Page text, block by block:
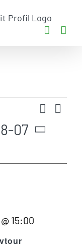
Suche
Liste
07
15:00